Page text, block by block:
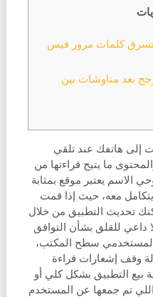
تسرق كلمات مرور فيس
بعد مناوشات بين
إلى هاتفك عند تلقي
ما يتيح قراءتها من
الاسم يعتبر موقع بمثابة
معه، حيث إذا قمت
تحديث التطبيق من خلال
داعي للقلق بشأن التوافق
لمستخدمي سطح المكتب،
وقف إشعارات قراءة
بيع التطبيق بشكل كلي أو
تم جمعها عن المستخدم